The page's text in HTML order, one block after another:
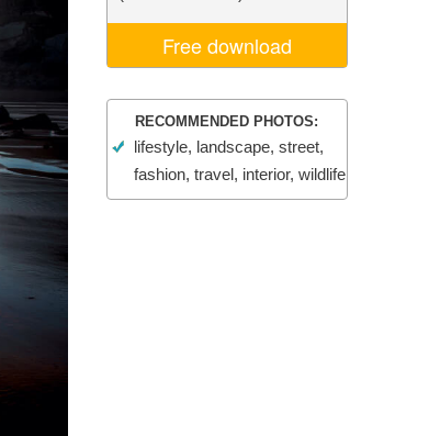
Video Editing Services
Free download
RECOMMENDED PHOTOS:
lifestyle, landscape, street,
fashion, travel, interior, wildlife